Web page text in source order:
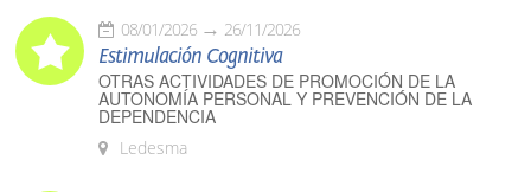
08/01/2026 26/11/2026
Estimulación Cognitiva
OTRAS ACTIVIDADES DE PROMOCIÓN DE LA
AUTONOMÍA PERSONAL Y PREVENCIÓN DE LA
DEPENDENCIA
Ledesma